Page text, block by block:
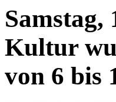
Samstag,
Kultur
von 6 bis